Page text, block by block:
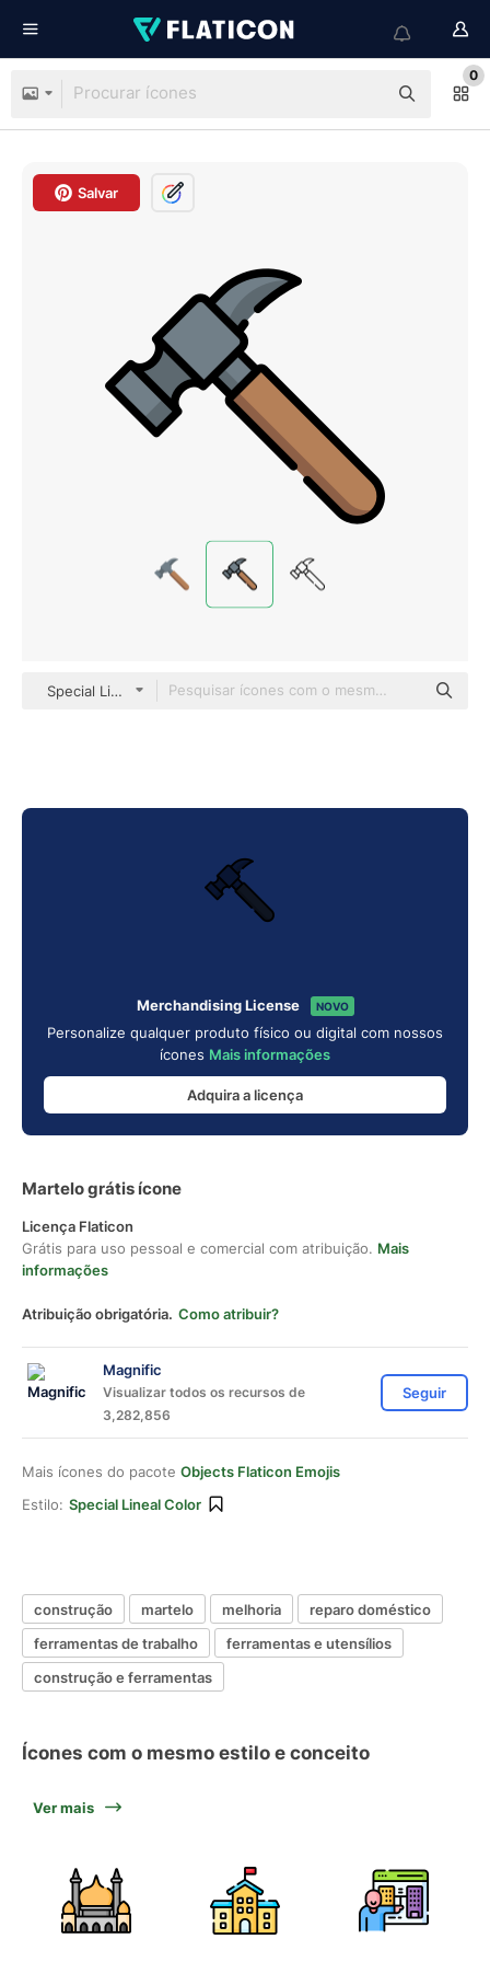
0
Salvar
Special Lineal color
Merchandising License NOVO
Personalize qualquer produto físico ou digital com nossos
ícones Mais informações
Adquira a licença
Martelo grátis ícone
Licença Flaticon
Grátis para uso pessoal e comercial com atribuição. Mais
informações
Atribuição obrigatória. Como atribuir?
Magnific
Visualizar todos os recursos de
3,282,856
Seguir
Mais ícones do pacote Objects Flaticon Emojis
Estilo: Special Lineal Color
construção martelo melhoria
reparo doméstico
ferramentas de trabalho
ferramentas e utensílios
construção e ferramentas
Ícones com o mesmo estilo e conceito
Ver mais